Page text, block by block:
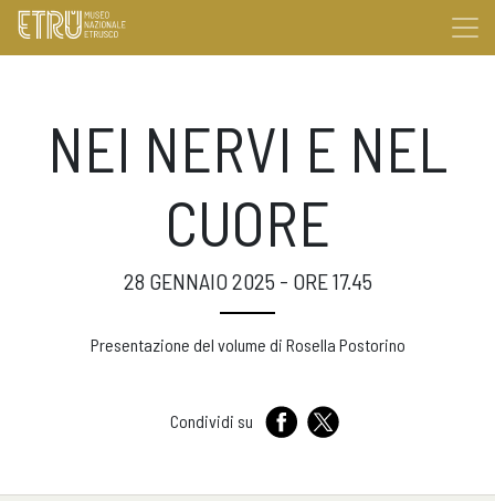
NEI NERVI E NEL
CUORE
28 GENNAIO 2025 - ORE 17.45
Presentazione del volume di Rosella Postorino
Condividi su